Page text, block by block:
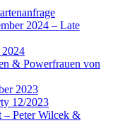
2024 – Late
& Powerfrauen von
2023
12/2023
– Peter Wilcek &